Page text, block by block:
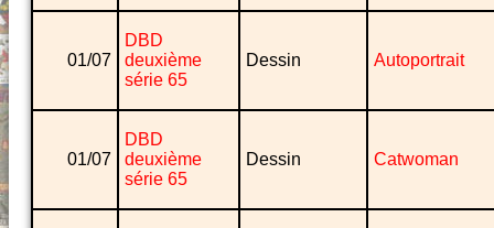
01/07
DBD
deuxième
série 65
Dessin Autoportrait
01/07
DBD
deuxième
série 65
Dessin Catwoman